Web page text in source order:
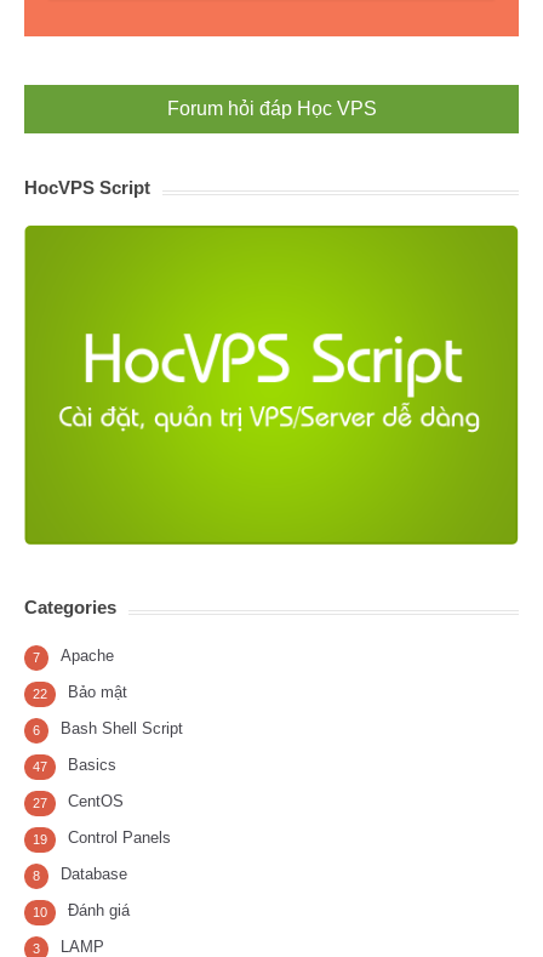
Forum hỏi đáp Học VPS
HocVPS Script
Categories
Apache
7
Bảo mật
22
Bash Shell Script
6
Basics
47
CentOS
27
Control Panels
19
Database
8
Đánh giá
10
LAMP
3